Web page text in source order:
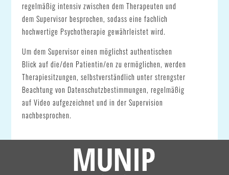
regelmäßig intensiv zwischen dem Therapeuten und
dem Supervisor besprochen, sodass eine fachlich
hochwertige Psychotherapie gewährleistet wird.
Um dem Supervisor einen möglichst authentischen
Blick auf die/den Patientin/en zu ermöglichen, werden
Therapiesitzungen, selbstverständlich unter strengster
Beachtung von Datenschutzbestimmungen, regelmäßig
auf Video aufgezeichnet und in der Supervision
nachbesprochen.